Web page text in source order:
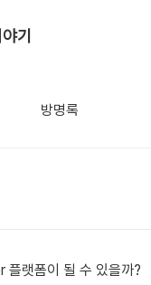
기
방명록
플랫폼이 될 수 있을까?